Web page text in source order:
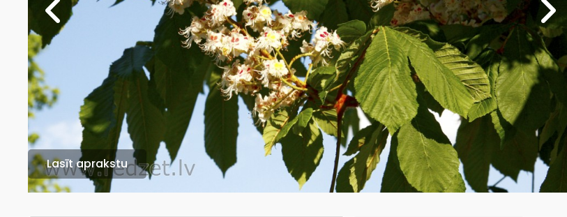
Lasīt aprakstu